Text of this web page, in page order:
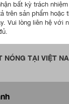
bất kỳ trách
trên sản phẩm hoặc
Vui lòng liên hệ với
NÓNG TẠI VIỆT